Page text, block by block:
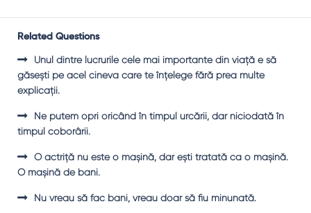
Related Questions
Unul dintre lucrurile cele mai importante din viaţă e să
găseşti pe acel cineva care te înţelege fără prea multe
explicaţii.
Ne putem opri oricând în timpul urcării, dar niciodată în
timpul coborârii.
O actriţă nu este o maşină, dar eşti tratată ca o maşină.
O maşină de bani.
Nu vreau să fac bani, vreau doar să fiu minunată.